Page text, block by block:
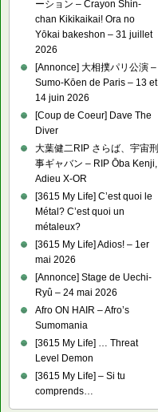
ーション – Crayon Shin-
chan Kikikaikai! Ora no
Yōkai bakeshon – 31 juillet
2026
[Annonce] 大相撲パリ公演 –
Sumo-Kōen de Paris – 13 et
14 juin 2026
[Coup de Coeur] Dave The
Diver
大葉健二RIP さらば、宇宙刑
事ギャバン – RIP Ōba Kenji,
Adieu X-OR
[3615 My Life] C’est quoi le
Métal? C’est quoi un
métaleux?
[3615 My Life] Adios! – 1er
mai 2026
[Annonce] Stage de Uechi-
Ryû – 24 mai 2026
Afro ON HAIR – Afro’s
Sumomania
[3615 My Life] … Threat
Level Demon
[3615 My Life] – Si tu
comprends…